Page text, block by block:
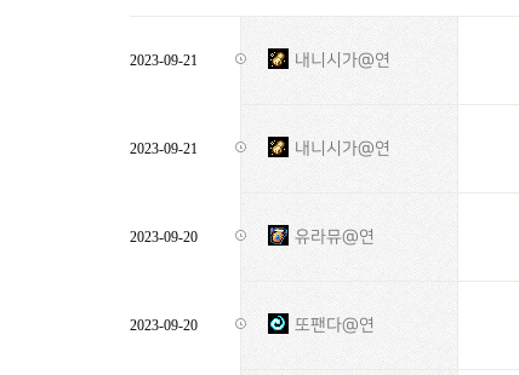
2023-09-21 내니시가@연
2023-09-21 내니시가@연
2023-09-20 유라뮤@연
2023-09-20 또팬다@연